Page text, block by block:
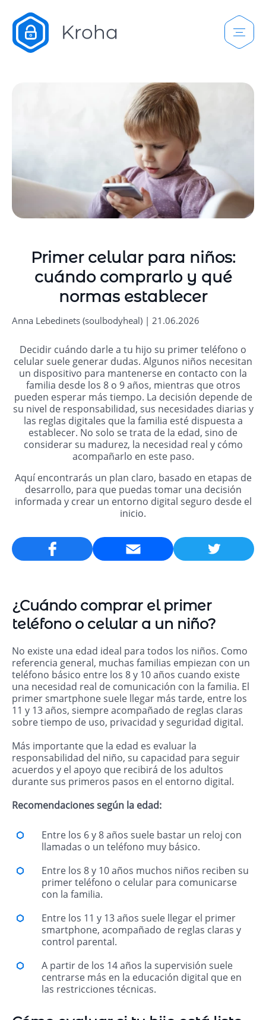
Primer celular para niños:
cuándo comprarlo y qué
normas establecer
Anna Lebedinets (soulbodyheal) | 21.06.2026
Decidir cuándo darle a tu hijo su primer teléfono o
celular suele generar dudas. Algunos niños necesitan
un dispositivo para mantenerse en contacto con la
familia desde los 8 o 9 años, mientras que otros
pueden esperar más tiempo. La decisión depende de
su nivel de responsabilidad, sus necesidades diarias y
las reglas digitales que la familia esté dispuesta a
establecer. No solo se trata de la edad, sino de
considerar su madurez, la necesidad real y cómo
acompañarlo en este paso.
Aquí encontrarás un plan claro, basado en etapas de
desarrollo, para que puedas tomar una decisión
informada y crear un entorno digital seguro desde el
inicio.
Email
¿Cuándo comprar el primer
teléfono o celular a un niño?
No existe una edad ideal para todos los niños. Como
referencia general, muchas familias empiezan con un
teléfono básico entre los 8 y 10 años cuando existe
una necesidad real de comunicación con la familia. El
primer smartphone suele llegar más tarde, entre los
11 y 13 años, siempre acompañado de reglas claras
sobre tiempo de uso, privacidad y seguridad digital.
Más importante que la edad es evaluar la
responsabilidad del niño, su capacidad para seguir
acuerdos y el apoyo que recibirá de los adultos
durante sus primeros pasos en el entorno digital.
Recomendaciones según la edad:
Entre los 6 y 8 años suele bastar un reloj con
llamadas o un teléfono muy básico.
Entre los 8 y 10 años muchos niños reciben su
primer teléfono o celular para comunicarse
con la familia.
Entre los 11 y 13 años suele llegar el primer
smartphone, acompañado de reglas claras y
control parental.
A partir de los 14 años la supervisión suele
centrarse más en la educación digital que en
las restricciones técnicas.